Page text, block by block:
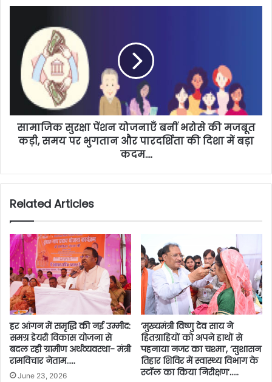
सामाजिक सुरक्षा पेंशन योजनाएँ बनीं भरोसे की मजबूत
कड़ी, समय पर भुगतान और पारदर्शिता की दिशा में बड़ा
कदम….
Related Articles
हर आंगन में समृद्धि की नई उम्मीद:
समग्र डेयरी विकास योजना से
बदल रही ग्रामीण अर्थव्यवस्था- मंत्री
रामविचार नेताम…..
June 23, 2026
’मुख्यमंत्री विष्णु देव साय ने
हितग्राहियों को अपने हाथों से
पहनाया नजर का चश्मा’, ’सुशासन
तिहार शिविर में स्वास्थ्य विभाग के
स्टॉल का किया निरीक्षण’…..